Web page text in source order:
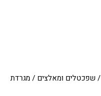
/ שפכטלים ומאלצים / מגרדת